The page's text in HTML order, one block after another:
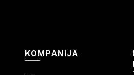
KOMPANIJA